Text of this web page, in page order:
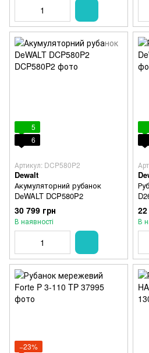
5
6
Артикул: DCP580P2
Dewalt
Акумуляторний рубанок
DeWALT DCP580P2
30 799 грн
В наявності
22
В
−23%